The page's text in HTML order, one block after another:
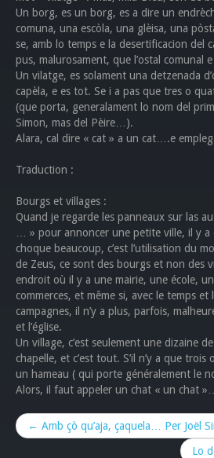
Un borg, es un borg, es a dire un
comuna, una escòla, una glèisa, una
se, amb lo temps e la desertificacion del
pus, malurosament, que l’ostal comunal
Un vilatge, es solament una detzenada
capèla, e es tot. Se i a pas que tres o
(que porta, generalament lo nom del
Simon, mas del Pèire…).
Alara, cal dire « cat » a un cat….e
Traduction :
Bourgs et villages :
Quand je regarde les panneaux sur las
… » pour annoncer une petite ville, il y a
choque beaucoup, c’est l’utilisation du
de Zeus, ce sont des bourgs et non des
endroit où il y a une mairie, une école,
commerces, et même si, avec le temps
campagnes, il n’y a plus, parfois,
et l’église.
Un village, c’est seulement une dizaine
chapelle, et c’est tout. S’il n’y a que trois
un hameau ( qui porte généralement le
Alors, il faut appeler un chat « un chat
← Amb çò qu’aja, çaquela… Per Joël
Lo